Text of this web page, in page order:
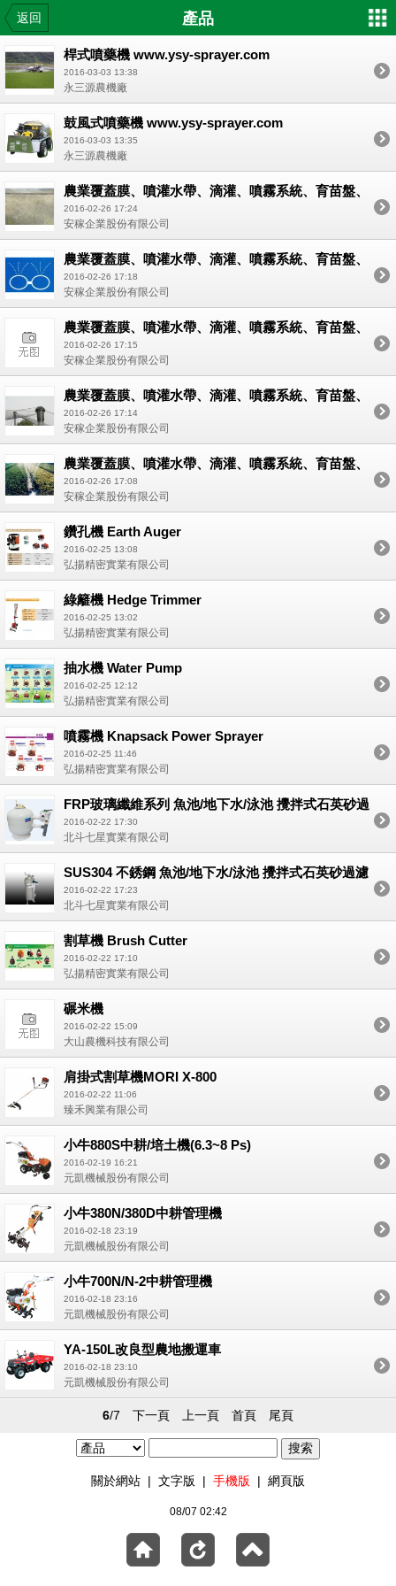
返回 產品
桿式噴藥機 www.ysy-sprayer.com
2016-03-03 13:38
永三源農機廠
鼓風式噴藥機 www.ysy-sprayer.com
2016-03-03 13:35
永三源農機廠
農業覆蓋膜、噴灌水帶、滴灌、噴霧系統、育苗盤、
溫室網室器材
2016-02-26 17:24
安稼企業股份有限公司
農業覆蓋膜、噴灌水帶、滴灌、噴霧系統、育苗盤、
溫室網室器材
2016-02-26 17:18
安稼企業股份有限公司
農業覆蓋膜、噴灌水帶、滴灌、噴霧系統、育苗盤、
溫室網室器材
2016-02-26 17:15
安稼企業股份有限公司
農業覆蓋膜、噴灌水帶、滴灌、噴霧系統、育苗盤、
溫室網室器材
2016-02-26 17:14
安稼企業股份有限公司
農業覆蓋膜、噴灌水帶、滴灌、噴霧系統、育苗盤、
溫室網室器材
2016-02-26 17:08
安稼企業股份有限公司
鑽孔機 Earth Auger
2016-02-25 13:08
弘揚精密實業有限公司
綠籬機 Hedge Trimmer
2016-02-25 13:02
弘揚精密實業有限公司
抽水機 Water Pump
2016-02-25 12:12
弘揚精密實業有限公司
噴霧機 Knapsack Power Sprayer
2016-02-25 11:46
弘揚精密實業有限公司
FRP玻璃纖維系列 魚池/地下水/泳池 攪拌式石英砂過
濾桶
2016-02-22 17:30
北斗七星實業有限公司
SUS304 不銹鋼 魚池/地下水/泳池 攪拌式石英砂過濾
桶
2016-02-22 17:23
北斗七星實業有限公司
割草機 Brush Cutter
2016-02-22 17:10
弘揚精密實業有限公司
碾米機
2016-02-22 15:09
大山農機科技有限公司
肩掛式割草機MORI X-800
2016-02-22 11:06
臻禾興業有限公司
小牛880S中耕/培土機(6.3~8 Ps)
2016-02-19 16:21
元凱機械股份有限公司
小牛380N/380D中耕管理機
2016-02-18 23:19
元凱機械股份有限公司
小牛700N/N-2中耕管理機
2016-02-18 23:16
元凱機械股份有限公司
YA-150L改良型農地搬運車
2016-02-18 23:10
元凱機械股份有限公司
6/7 下一頁 上一頁 首頁 尾頁
關於網站 | 文字版 | 手機版 | 網頁版
08/07 02:42